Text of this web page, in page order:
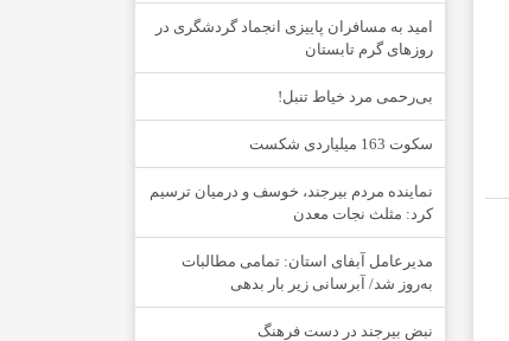
امید به مسافران پاییزی انجماد گردشگری در
روزهای گرم تابستان
‌بی‌رحمی مرد خیاط تنبل!
سکوت 163 میلیاردی شکست
نماینده مردم بیرجند، خوسف و درمیان ترسیم
کرد: مثلث نجات معدن
مدیرعامل آبفای استان: تمامی مطالبات
به‌روز شد/ آبرسانی زیر بار بدهی
نبض بیرجند در دست فرهنگ